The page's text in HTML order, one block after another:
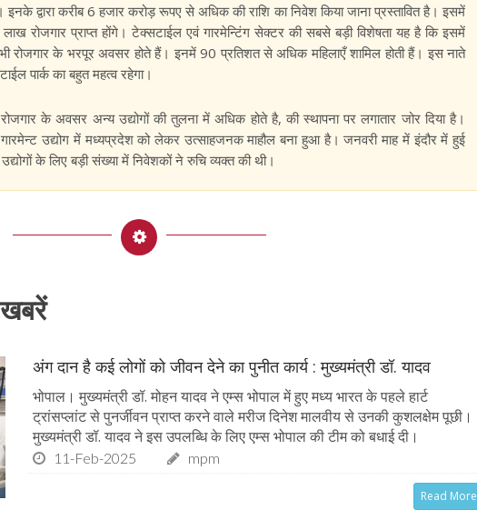
द्वारा करीब 6 हजार करोड़ रूपए से अधिक की राशि का निवेश किया जाना प्रस्तावित है। इसमें
रोजगार प्राप्त होंगे। टेक्सटाईल एवं गारमेन्टिंग सेक्टर की सबसे बड़ी विशेषता यह है कि इसमें
रोजगार के भरपूर अवसर होते हैं। इनमें 90 प्रतिशत से अधिक महिलाएँ शामिल होती हैं। इस नाते
पार्क का बहुत महत्व रहेगा।
के अवसर अन्य उद्योगों की तुलना में अधिक होते है, की स्थापना पर लगातार जोर दिया है।
उद्योग में मध्यप्रदेश को लेकर उत्साहजनक माहौल बना हुआ है। जनवरी माह में इंदौर में हुई
के लिए बड़ी संख्या में निवेशकों ने रुचि व्यक्त की थी।
अंग दान है कई लोगों को जीवन देने का पुनीत कार्य : मुख्यमंत्री डॉ. यादव
भोपाल। मुख्यमंत्री डॉ. मोहन यादव ने एम्स भोपाल में हुए मध्य भारत के पहले हार्ट
ट्रांसप्लांट से पुनर्जीवन प्राप्त करने वाले मरीज दिनेश मालवीय से उनकी कुशलक्षेम पूछी।
मुख्यमंत्री डॉ. यादव ने इस उपलब्धि के लिए एम्स भोपाल की टीम को बधाई दी।
11-Feb-2025 mpm
Read More
Gud-Moongfali Chikki : सर्दियों का मजा हो जाएगा
दोगुना जब इस तरह बनाएंगे गुड़-मूंगफली की चिक्की
25-Jan-2023 mp mirror samachar seva